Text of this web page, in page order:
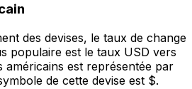
des devises, le taux de change
populaire est le taux USD vers
américains est représentée par
de cette devise est $.